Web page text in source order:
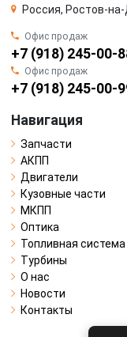
Россия, Ростов-
Офис продаж
+7 (918) 245-00-
Офис продаж
+7 (918) 245-00-
Навигация
Запчасти
АКПП
Двигатели
Кузовные части
МКПП
Оптика
Топливная система
Турбины
О нас
Новости
Контакты